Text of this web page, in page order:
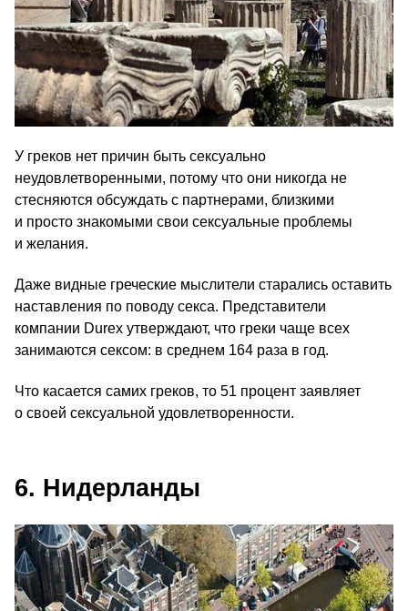
У греков нет причин быть сексуально
неудовлетворенными, потому что они никогда не
стесняются обсуждать с партнерами, близкими
и просто знакомыми свои сексуальные проблемы
и желания.
Даже видные греческие мыслители старались оставить
наставления по поводу секса. Представители
компании Durex утверждают, что греки чаще всех
занимаются сексом: в среднем 164 раза в год.
Что касается самих греков, то 51 процент заявляет
о своей сексуальной удовлетворенности.
6. Нидерланды